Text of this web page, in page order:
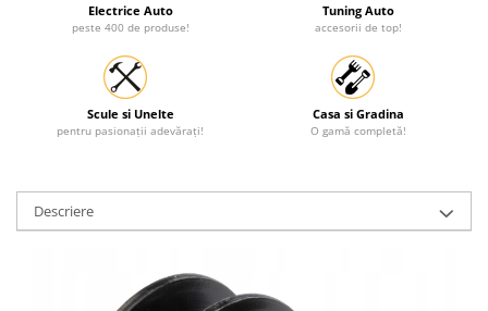
Electrice Auto
peste 400 de produse!
Tuning Auto
accesorii de top!
Scule si Unelte
pentru pasionații adevărați!
Casa si Gradina
O gamă completă!
Descriere